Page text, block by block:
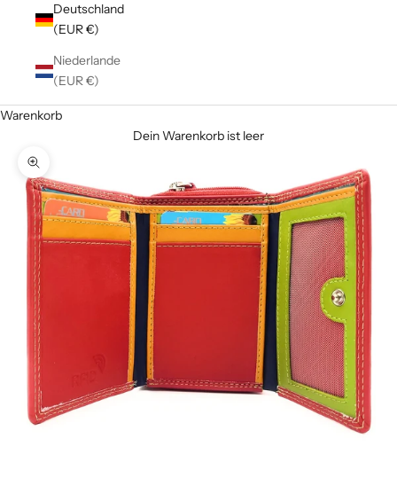
Deutschland
(EUR €)
Niederlande
(EUR €)
Warenkorb
Dein Warenkorb ist leer
Bild vergrößern